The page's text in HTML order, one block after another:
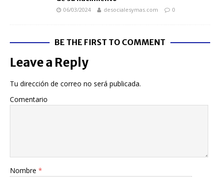
06/03/2024 desocialesymas.com 0
BE THE FIRST TO COMMENT
Leave a Reply
Tu dirección de correo no será publicada.
Comentario
Nombre *